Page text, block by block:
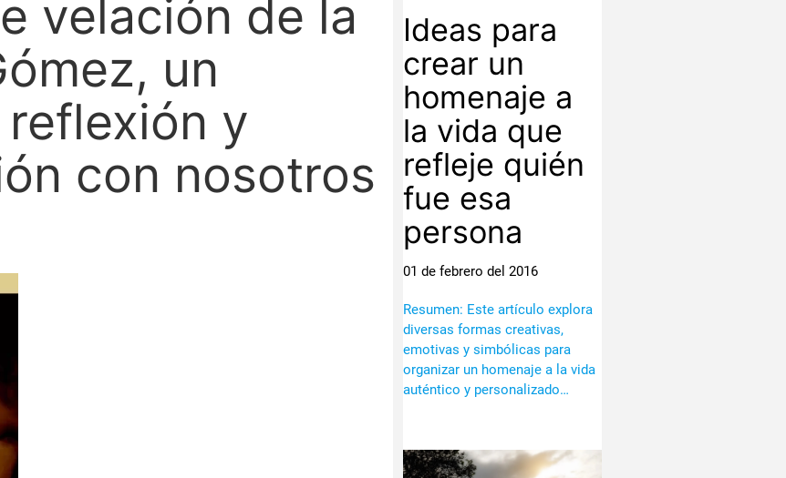
velación de la
un
y
con nosotros
Ideas para
crear un
homenaje a
la vida que
refleje quién
fue esa
persona
01 de febrero del 2016
Resumen: Este artículo explora
diversas formas creativas,
emotivas y simbólicas para
organizar un homenaje a la vida
auténtico y personalizado…